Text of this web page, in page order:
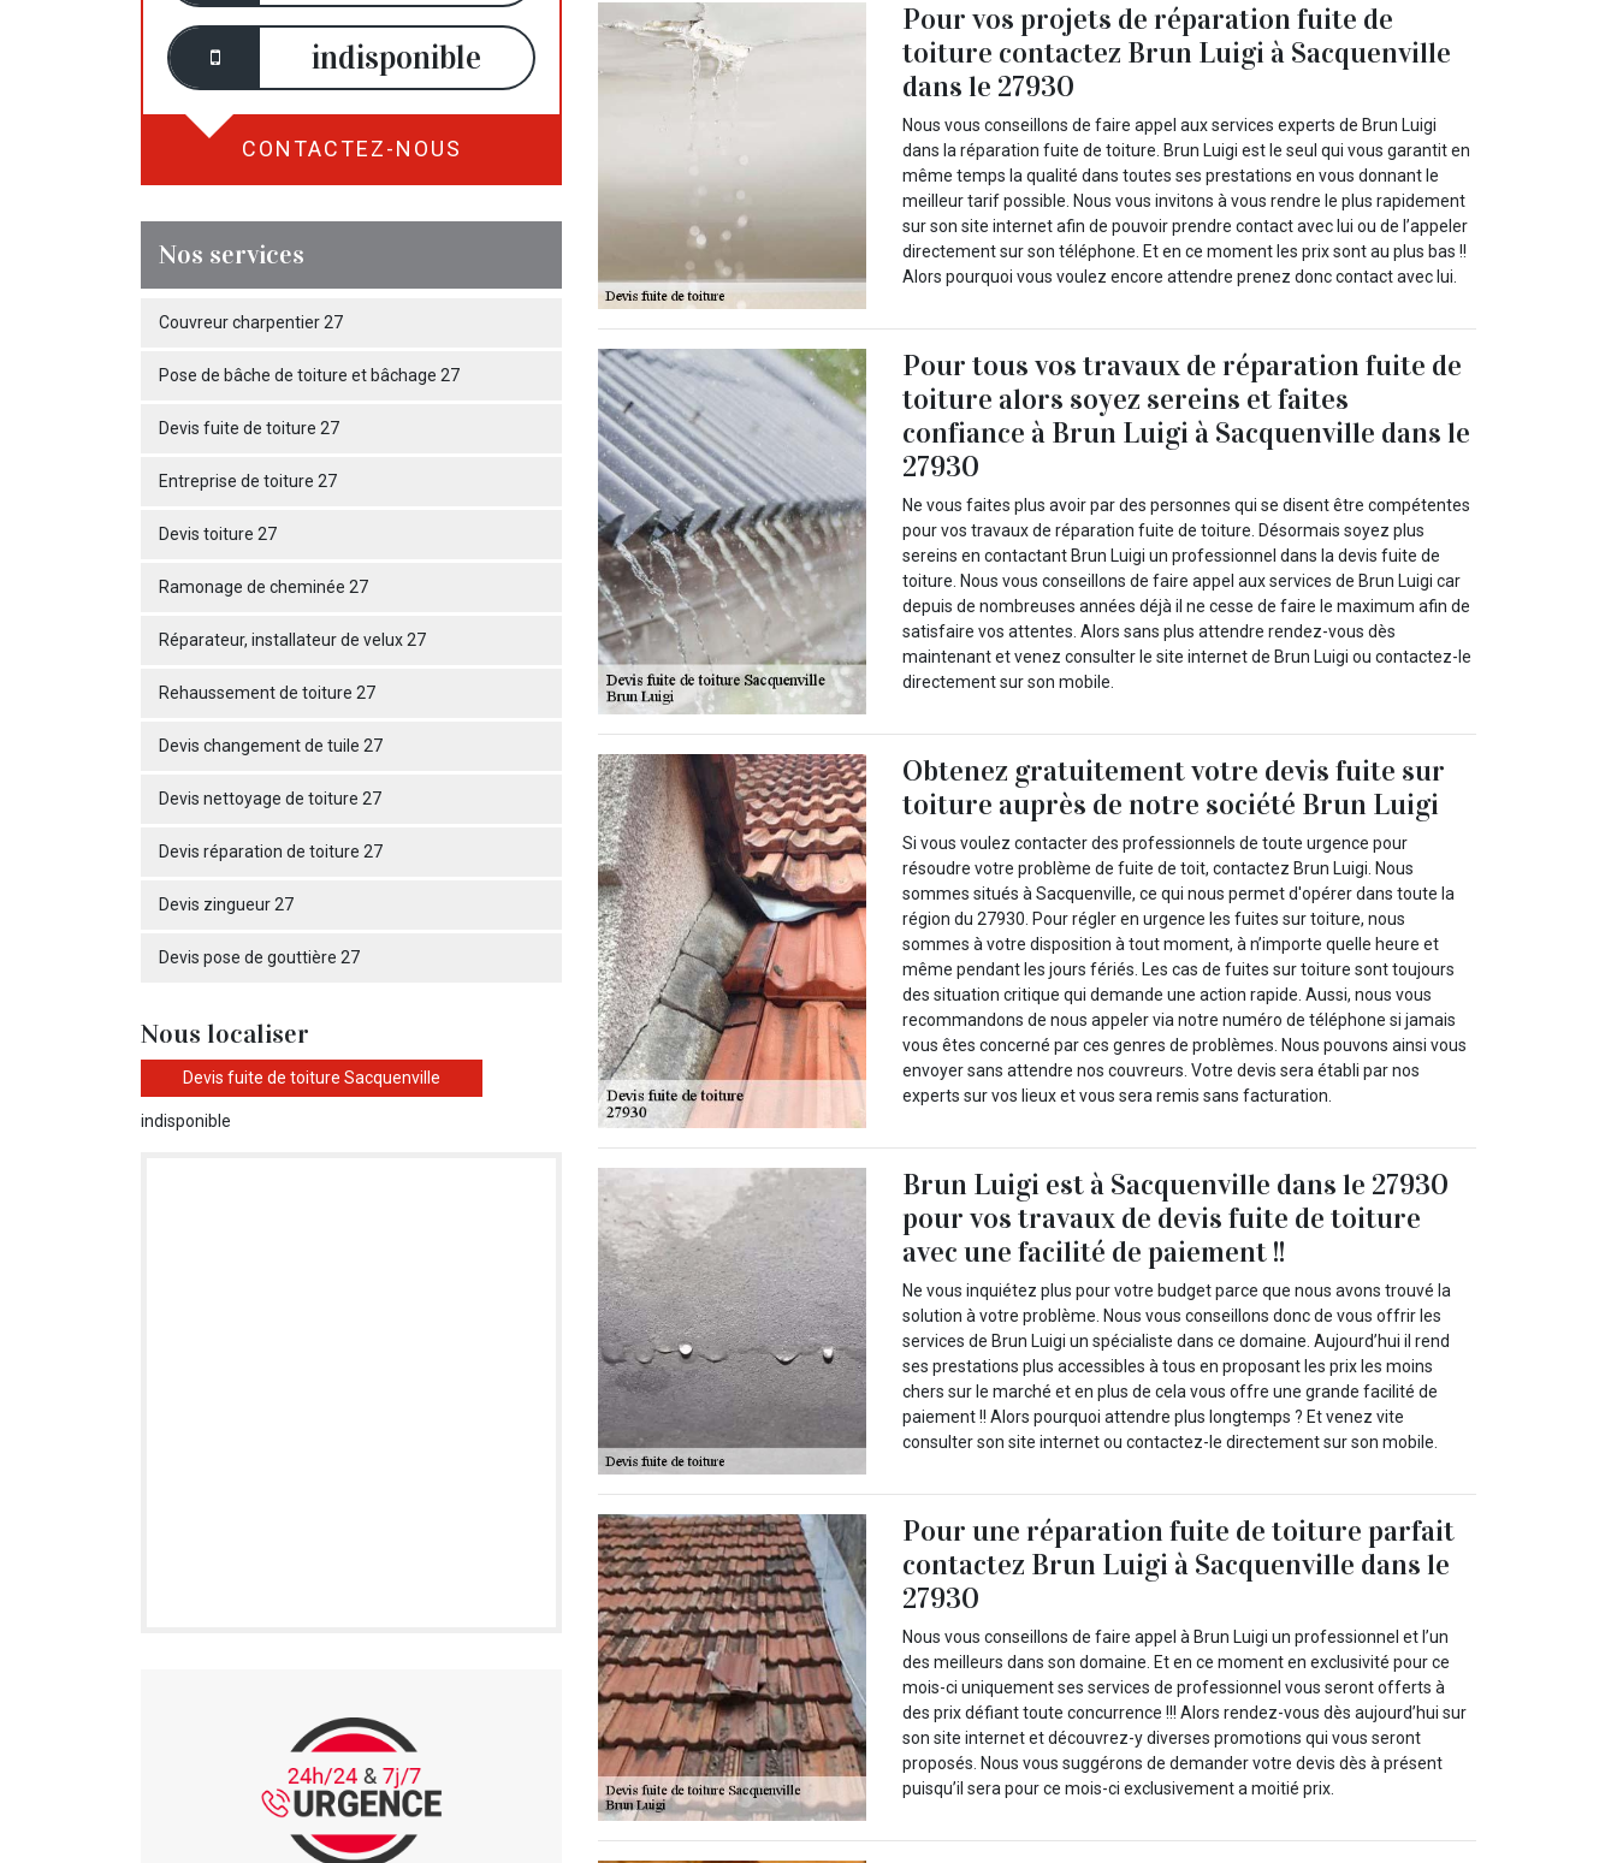
indisponible
CONTACTEZ-NOUS
Nos services
Couvreur charpentier 27
Pose de bâche de toiture et bâchage 27
Devis fuite de toiture 27
Entreprise de toiture 27
Devis toiture 27
Ramonage de cheminée 27
Réparateur, installateur de velux 27
Rehaussement de toiture 27
Devis changement de tuile 27
Devis nettoyage de toiture 27
Devis réparation de toiture 27
Devis zingueur 27
Devis pose de gouttière 27
Nous localiser
Devis fuite de toiture Sacquenville
indisponible
Pour vos projets de réparation fuite de
toiture contactez Brun Luigi à Sacquenville
dans le 27930
Nous vous conseillons de faire appel aux services experts de Brun Luigi
dans la réparation fuite de toiture. Brun Luigi est le seul qui vous garantit en
même temps la qualité dans toutes ses prestations en vous donnant le
meilleur tarif possible. Nous vous invitons à vous rendre le plus rapidement
sur son site internet afin de pouvoir prendre contact avec lui ou de l’appeler
directement sur son téléphone. Et en ce moment les prix sont au plus bas !!
Alors pourquoi vous voulez encore attendre prenez donc contact avec lui.
Pour tous vos travaux de réparation fuite de
toiture alors soyez sereins et faites
confiance à Brun Luigi à Sacquenville dans le
27930
Ne vous faites plus avoir par des personnes qui se disent être compétentes
pour vos travaux de réparation fuite de toiture. Désormais soyez plus
sereins en contactant Brun Luigi un professionnel dans la devis fuite de
toiture. Nous vous conseillons de faire appel aux services de Brun Luigi car
depuis de nombreuses années déjà il ne cesse de faire le maximum afin de
satisfaire vos attentes. Alors sans plus attendre rendez-vous dès
maintenant et venez consulter le site internet de Brun Luigi ou contactez-le
directement sur son mobile.
Obtenez gratuitement votre devis fuite sur
toiture auprès de notre société Brun Luigi
Si vous voulez contacter des professionnels de toute urgence pour
résoudre votre problème de fuite de toit, contactez Brun Luigi. Nous
sommes situés à Sacquenville, ce qui nous permet d'opérer dans toute la
région du 27930. Pour régler en urgence les fuites sur toiture, nous
sommes à votre disposition à tout moment, à n’importe quelle heure et
même pendant les jours fériés. Les cas de fuites sur toiture sont toujours
des situation critique qui demande une action rapide. Aussi, nous vous
recommandons de nous appeler via notre numéro de téléphone si jamais
vous êtes concerné par ces genres de problèmes. Nous pouvons ainsi vous
envoyer sans attendre nos couvreurs. Votre devis sera établi par nos
experts sur vos lieux et vous sera remis sans facturation.
Brun Luigi est à Sacquenville dans le 27930
pour vos travaux de devis fuite de toiture
avec une facilité de paiement !!
Ne vous inquiétez plus pour votre budget parce que nous avons trouvé la
solution à votre problème. Nous vous conseillons donc de vous offrir les
services de Brun Luigi un spécialiste dans ce domaine. Aujourd’hui il rend
ses prestations plus accessibles à tous en proposant les prix les moins
chers sur le marché et en plus de cela vous offre une grande facilité de
paiement !! Alors pourquoi attendre plus longtemps ? Et venez vite
consulter son site internet ou contactez-le directement sur son mobile.
Pour une réparation fuite de toiture parfait
contactez Brun Luigi à Sacquenville dans le
27930
Nous vous conseillons de faire appel à Brun Luigi un professionnel et l’un
des meilleurs dans son domaine. Et en ce moment en exclusivité pour ce
mois-ci uniquement ses services de professionnel vous seront offerts à
des prix défiant toute concurrence !!! Alors rendez-vous dès aujourd’hui sur
son site internet et découvrez-y diverses promotions qui vous seront
proposés. Nous vous suggérons de demander votre devis dès à présent
puisqu’il sera pour ce mois-ci exclusivement a moitié prix.